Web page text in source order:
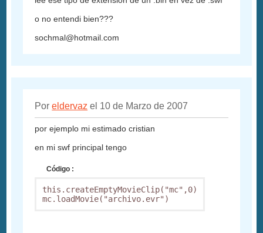
o no entendi bien???
sochmal@hotmail.com
Poreldervaz el 10 de Marzo de 2007
por ejemplo mi estimado cristian
en mi swf principal tengo
Código :
this.createEmptyMovieClip("mc",0)